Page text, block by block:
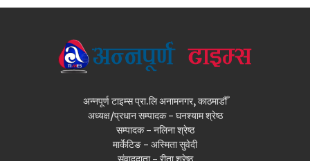
अन्नपूर्ण टाइम्स प्रा.लि अनामनगर, काठमाडौँ
अध्यक्ष/प्रधान सम्पादक - घनश्याम श्रेष्ठ
सम्पादक - नलिना श्रेष्ठ
मार्केटिङ - अस्मिता सुवेदी